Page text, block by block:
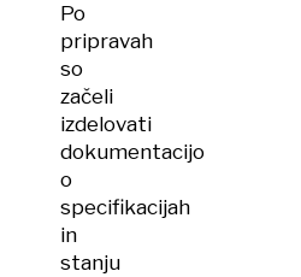
Po
pripravah
so
začeli
izdelovati
dokumentacijo
o
specifikacijah
in
stanju